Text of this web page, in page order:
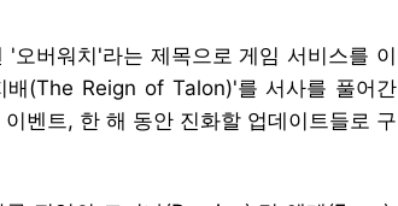
버워치'라는 제목으로 게임 서비스를 이
배(The Reign of Talon)'를 서사를 풀어간
벤트, 한 해 동안 진화할 업데이트들로 구